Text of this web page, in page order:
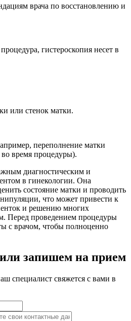
врача по восстановлению и
гистероскопия несет в
или стенок матки.
переполнение матки
время процедуры).
диагностическим и
в гинекологии. Она
состояние матки и проводить
что может привести к
и решению многих
Перед проведением процедуры
с врачом, чтобы полноценно
запишем на прием
специалист свяжется с вами в